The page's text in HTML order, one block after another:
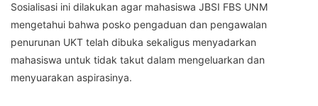
Sosialisasi ini dilakukan agar mahasiswa JBSI FBS UNM
mengetahui bahwa posko pengaduan dan pengawalan
penurunan UKT telah dibuka sekaligus menyadarkan
mahasiswa untuk tidak takut dalam mengeluarkan dan
menyuarakan aspirasinya.